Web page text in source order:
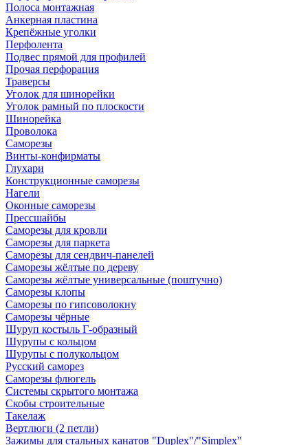
Полоса монтажная
Анкерная пластина
Крепёжные уголки
Перфолента
Подвес прямой для профилей
Прочая перфорация
Траверсы
Уголок для шинорейки
Уголок рамный по плоскости
Шинорейка
Проволока
Саморезы
Винты-конфирматы
Глухари
Конструкционные саморезы
Нагели
Оконные саморезы
Прессшайбы
Саморезы для кровли
Саморезы для паркета
Саморезы для сендвич-панелей
Саморезы жёлтые по дереву
Саморезы жёлтые универсальные (поштучно)
Саморезы клопы
Саморезы по гипсоволокну
Саморезы чёрные
Шуруп костыль Г-образный
Шурупы с кольцом
Шурупы с полукольцом
Русский саморез
Саморезы флюгель
Системы скрытого монтажа
Скобы строительные
Такелаж
Вертлюги (2 петли)
Зажимы для стальных канатов "Duplex"/"Simplex"